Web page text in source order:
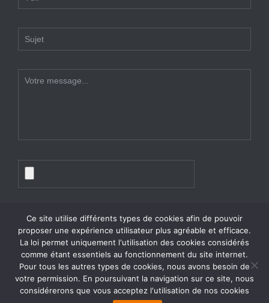
© 2026 TP Service tous droits réservés
Ce site utilise différents types de cookies afin de pouvoir
proposer une expérience utilisateur plus agréable et efficace.
La loi permet uniquement l'utilisation des cookies considérés
comme étant essentiels au fonctionnement du site internet.
Pour tous les autres types de cookies, nous avons besoin de
votre permission. En poursuivant la navigation sur ce site, nous
considérerons que vous acceptez l'utilisation de nos cookies